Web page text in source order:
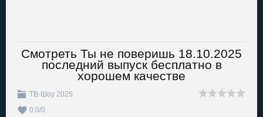
Смотреть Ты не поверишь 18.10.2025
последний выпуск бесплатно в
хорошем качестве
ТВ-Шоу 2025
0.0/0